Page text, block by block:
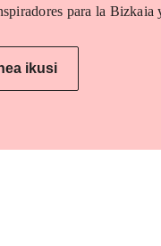
para la Bizkaia
ikusi